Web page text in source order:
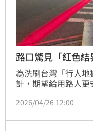
路口驚見「紅色
為洗刷台灣「行人
計，期望給用路人
條，宛如紅色結界一
車輛降低速度。
2026/04/26 12:00